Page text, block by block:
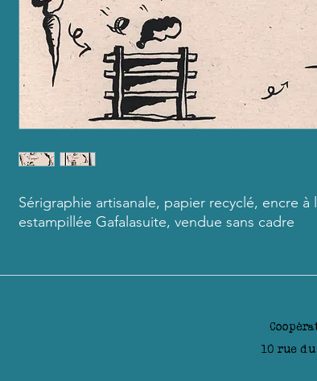
Sérigraphie artisanale, papier recyclé, encre à
estampillée Gafalasuite, vendue sans cadre
10 rue